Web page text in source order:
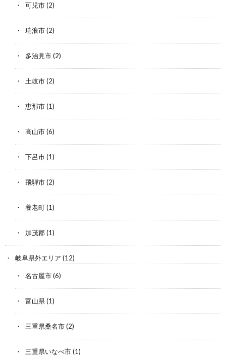
可児市(2)
瑞浪市(2)
多治見市(2)
土岐市(2)
恵那市(1)
高山市(6)
下呂市(1)
飛騨市(2)
養老町(1)
加茂郡(1)
岐阜県外エリア (12)
名古屋市(6)
富山県(1)
三重県桑名市(2)
三重県いなべ市(1)